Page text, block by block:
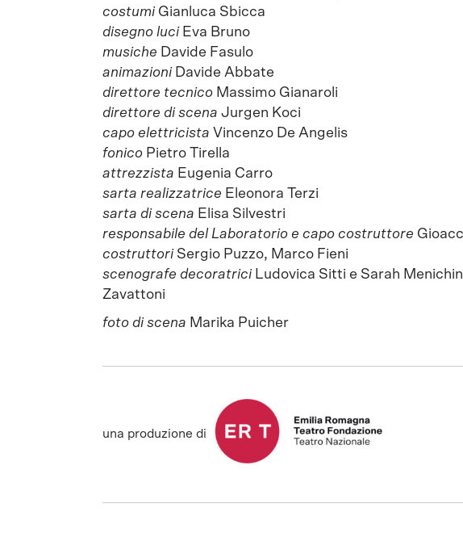
costumiGianluca Sbicca
disegno luciEva Bruno
musiche Davide Fasulo
animazioniDavide Abbate
direttore tecnico Massimo Gianaroli
direttore di scena Jurgen Koci
capo elettricista Vincenzo De Angelis
fonico Pietro Tirella
attrezzista Eugenia Carro
sarta realizzatrice Eleonora Terzi
sarta di scena Elisa Silvestri
responsabile del Laboratorio e capo costruttore
costruttoriSergio Puzzo, Marco Fieni
scenografe decoratriciLudovica Sitti e Sarah
Zavattoni
foto di scena Marika Puicher
una produzione di